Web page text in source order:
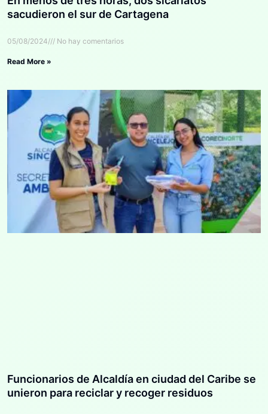
sacudieron el sur de Cartagena
05/08/2024 No hay comentarios
Read More »
Funcionarios de Alcaldía en ciudad del Caribe se
unieron para reciclar y recoger residuos